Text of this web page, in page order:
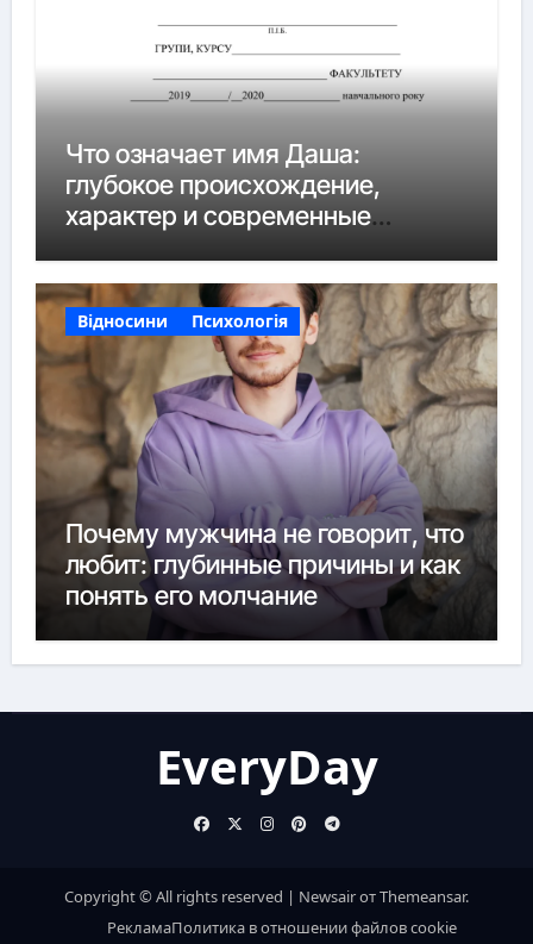
Что означает имя Даша:
глубокое происхождение,
характер и современные
Відносини Психологія
Почему мужчина не говорит, что
любит: глубинные причины и как
понять его молчание
EveryDay
Copyright © All rights reserved | NewsairотThemeansar.
РекламаПолитика в отношении файлов cookie